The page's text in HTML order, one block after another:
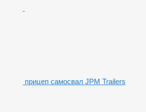
прицеп самосвал JPM Trailers